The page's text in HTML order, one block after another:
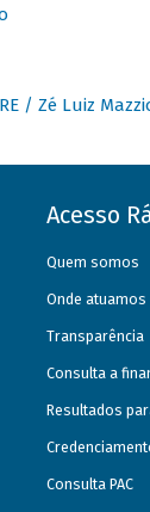
/ Zé Luiz
Acesso
Quem somos
Onde atuamos
Transparência
Consulta a
Resultados
Consulta PAC